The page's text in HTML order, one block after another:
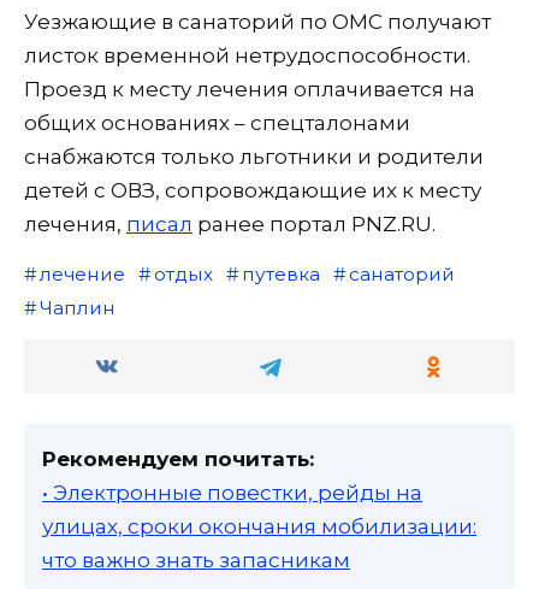
Уезжающие в санаторий по ОМС получают
листок временной нетрудоспособности.
Проезд к месту лечения оплачивается на
общих основаниях – спецталонами
снабжаются только льготники и родители
детей с ОВЗ, сопровождающие их к месту
лечения, писал ранее портал PNZ.RU.
лечение отдых путевка
санаторий
Чаплин
Рекомендуем почитать:
• Электронные повестки, рейды на
улицах, сроки окончания мобилизации:
что важно знать запасникам